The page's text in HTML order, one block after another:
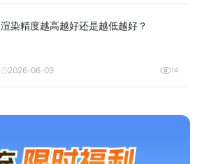
渲染精度越高越好还是越低越好？
2026-06-09 14